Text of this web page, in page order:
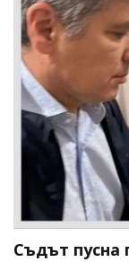
Съдът